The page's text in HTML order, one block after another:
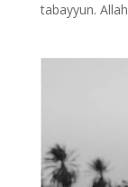
tabayyun.